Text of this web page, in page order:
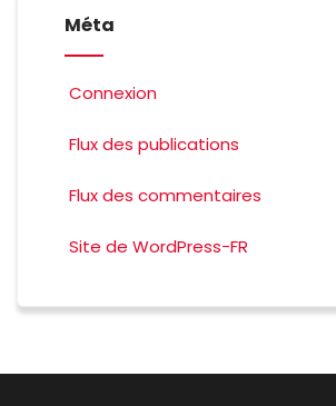
Méta
Connexion
Flux des publications
Flux des commentaires
Site de WordPress-FR